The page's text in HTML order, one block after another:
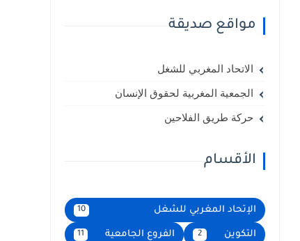
مواقع صديقة
الاتحاد المغربي للشغل
الجمعية المغربية لحقوق الإنسان
حركة طريق الفلاحين
الأقسام
الإتحاد المغربي للشغل 10
التكوين 2 الفروع الجامعية 11